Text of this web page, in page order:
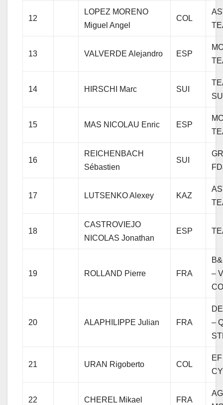
12
LOPEZ MORENO
Miguel Angel
COL
13 VALVERDE Alejandro ESP
14 HIRSCHI Marc SUI
15 MAS NICOLAU Enric ESP
16
REICHENBACH
Sébastien
SUI
17 LUTSENKO Alexey KAZ
18
CASTROVIEJO
NICOLAS Jonathan
ESP
19 ROLLAND Pierre FRA
–
20 ALAPHILIPPE Julian FRA
–
21 URAN Rigoberto COL
22 CHEREL Mikael FRA